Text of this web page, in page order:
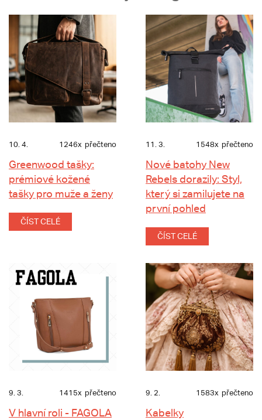
10. 4. 1246x přečteno
Greenwood tašky:
prémiové kožené
tašky pro muže a ženy
ČÍST CELÉ
11. 3. 1548x přečteno
Nové batohy New
Rebels dorazily: Styl,
který si zamilujete na
první pohled
ČÍST CELÉ
9. 3. 1415x přečteno
V hlavní roli - FAGOLA
9. 2. 1583x přečteno
Kabelky